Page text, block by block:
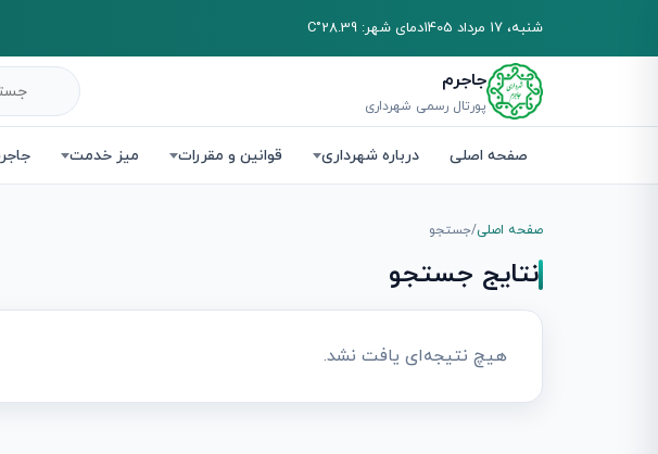
شنبه، 17 مرداد 1405 دمای شهر: 28.39°C
جاجرم
پورتال رسمی شهرداری
صفحه اصلی درباره شهرداری قوانین و مقررات میز خدمت
صفحه اصلی/جستجو
نتایج جستجو
هیچ نتیجه‌ای یافت نشد.